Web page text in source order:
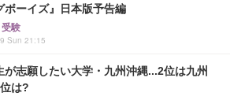
ボーイズ』日本版予告編
験
Sun 21:15
が志願したい大学・九州沖縄...2位は九州
は?